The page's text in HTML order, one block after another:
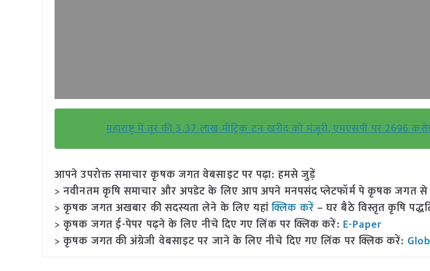
महाराष्ट्र में तूर की 3.37 लाख मीट्रिक टन खरीद को मंजूरी, एमएसपी पर 2696
आपने उपरोक्त समाचार कृषक जगत वेबसाइट पर पढ़ा: हमसे जुड़ें
> नवीनतम कृषि समाचार और अपडेट के लिए आप अपने मनपसंद प्लेटफॉर्म पे कृषक जगत
> कृषक जगत अखबार की सदस्यता लेने के लिए यहांक्लिक करें – घर बैठे विस्तृत कृषि
> कृषक जगत ई-पेपर पढ़ने के लिए नीचे दिए गए लिंक पर क्लिक करें: E-Paper
> कृषक जगत की अंग्रेजी वेबसाइट पर जाने के लिए नीचे दिए गए लिंक पर क्लिक करें: